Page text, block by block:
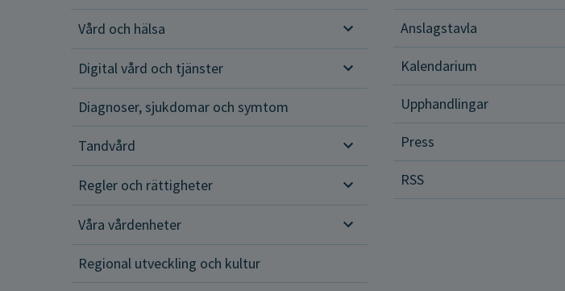
Vård och hälsa
Vård och hälsa
Digital vård och tjänster
Diagnoser, sjukdomar och symtom
Tandvård
Regler och rättigheter
Regler och rättigheter
Våra vårdenheter
Regional utveckling och kultur
Anslagstavla
Kalendarium
Upphandlingar
Press
RSS